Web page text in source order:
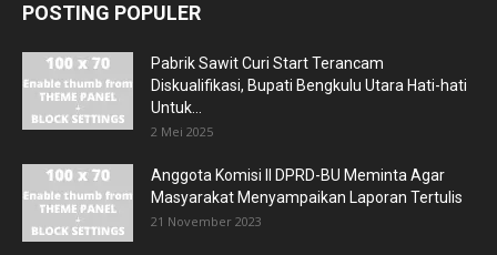
POSTING POPULER
Pabrik Sawit Curi Start Terancam
Diskualifikasi, Bupati Bengkulu Utara Hati-hati
Untuk...
2 Mei 2025
Anggota Komisi II DPRD-BU Meminta Agar
Masyarakat Menyampaikan Laporan Tertulis
21 November 2023